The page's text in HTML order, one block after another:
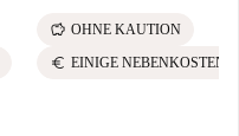
savings OHNE KAUTION
euro EINIGE NEBENKOSTEN